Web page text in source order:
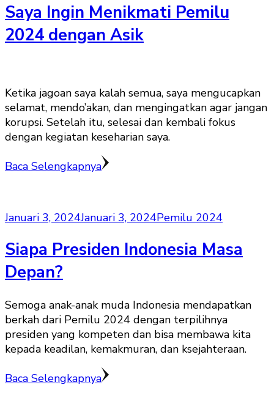
Saya Ingin Menikmati Pemilu
2024 dengan Asik
Ketika jagoan saya kalah semua, saya mengucapkan
selamat, mendo’akan, dan mengingatkan agar jangan
korupsi. Setelah itu, selesai dan kembali fokus
dengan kegiatan keseharian saya.
Baca Selengkapnya
Januari 3, 2024Januari 3, 2024Pemilu 2024
Siapa Presiden Indonesia Masa
Depan?
Semoga anak-anak muda Indonesia mendapatkan
berkah dari Pemilu 2024 dengan terpilihnya
presiden yang kompeten dan bisa membawa kita
kepada keadilan, kemakmuran, dan ksejahteraan.
Baca Selengkapnya